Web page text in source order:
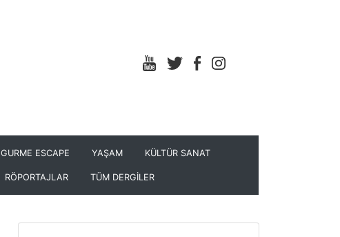
GURME ESCAPE YAŞAM KÜLTÜR SANAT
RÖPORTAJLAR TÜM DERGİLER